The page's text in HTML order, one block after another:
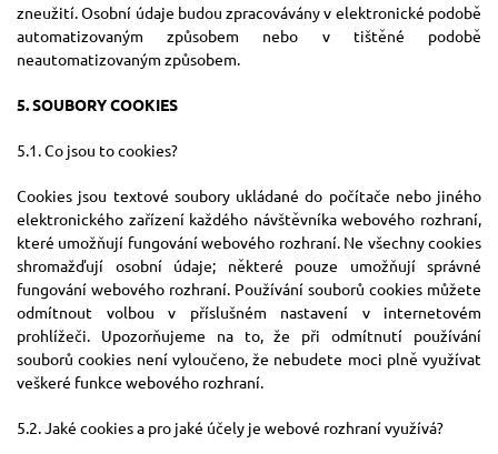
zneužití. Osobní údaje budou zpracovávány v elektronické podobě
automatizovaným způsobem nebo v tištěné podobě
neautomatizovaným způsobem.
5. SOUBORY COOKIES
5.1. Co jsou to cookies?
Cookies jsou textové soubory ukládané do počítače nebo jiného
elektronického zařízení každého návštěvníka webového rozhraní,
které umožňují fungování webového rozhraní. Ne všechny cookies
shromažďují osobní údaje; některé pouze umožňují správné
fungování webového rozhraní. Používání souborů cookies můžete
odmítnout volbou v příslušném nastavení v internetovém
prohlížeči. Upozorňujeme na to, že při odmítnutí používání
souborů cookies není vyloučeno, že nebudete moci plně využívat
veškeré funkce webového rozhraní.
5.2. Jaké cookies a pro jaké účely je webové rozhraní využívá?